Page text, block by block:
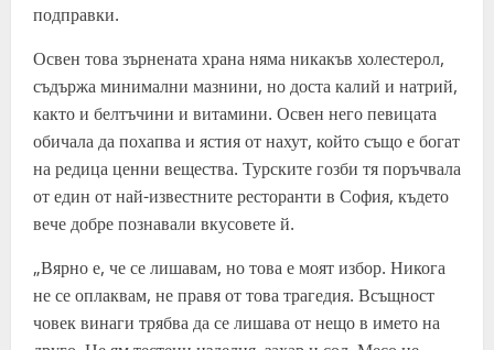
подправки.
Освен това зърнената храна няма никакъв холестерол,
съдържа минимални мазнини, но доста калий и натрий,
както и белтъчини и витамини. Освен него певицата
обичала да похапва и ястия от нахут, който също е богат
на редица ценни вещества. Турските гозби тя поръчвала
от един от най-известните ресторанти в София, където
вече добре познавали вкусовете й.
„Вярно е, че се лишавам, но това е моят избор. Никога
не се оплаквам, не правя от това трагедия. Всъщност
човек винаги трябва да се лишава от нещо в името на